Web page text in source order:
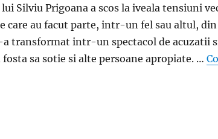
Silviu Prigoana a scos la iveala tensiuni
care au facut parte, intr-un fel sau altul,
transformat intr-un spectacol de acuzatii
sa sotie si alte persoane apropiate. …